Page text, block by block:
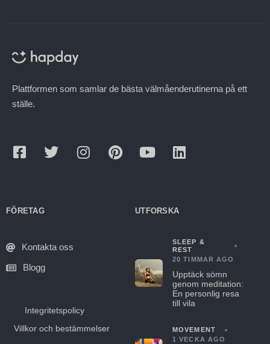
Plattformen som samlar de bästa välmåenderutinerna på ett
ställe.
FÖRETAG
Kontakta oss
Blogg
Integritetspolicy
Villkor och bestämmelser
UTFORSKA
SLEEP &
REST
20 TIMMAR AGO
Upptäck sömn
genom meditation:
En personlig resa
till vila
MOVEMENT
1 VECKA AGO